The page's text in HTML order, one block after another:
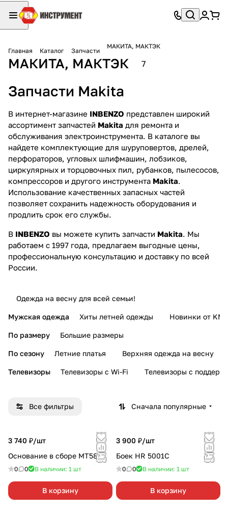
Главная Каталог Запчасти
МАКИТА, МАКТЭК
МАКИТА, МАКТЭК 7
Запчасти Makita
В интернет-магазине INBENZO представлен широкий
ассортимент запчастей Makita для ремонта и
обслуживания электроинструмента. В каталоге вы
найдете комплектующие для шуруповертов, дрелей,
перфораторов, угловых шлифмашин, лобзиков,
циркулярных и торцовочных пил, рубанков, пылесосов,
компрессоров и другого инструмента Makita.
Использование качественных запасных частей
позволяет сохранить надежность оборудования и
продлить срок его службы.
В INBENZO вы можете купить запчасти Makita. Мы
работаем с 1997 года, предлагаем выгодные цены,
профессиональную консультацию и доставку по всей
России.
Одежда на весну для всей семьи!
Мужская одежда Хиты летней одежды Новинки от KMI
По размеру Большие размеры
По сезону Летние платья Верхняя одежда на весну
Телевизоры Телевизоры с Wi-Fi Телевизоры с
Все фильтры Сначала популярные
3 740 ₽/шт
Основание в сборе MT580
0 0 В наличии: 1 шт
В корзину
3 900 ₽/шт
Боек HR 5001С
0 0 В наличии: 1 шт
В корзину